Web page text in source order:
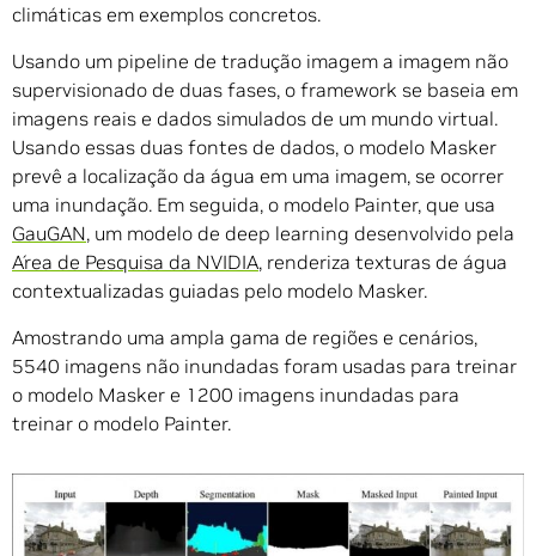
climáticas em exemplos concretos.
Usando um pipeline de tradução imagem a imagem não
supervisionado de duas fases, o framework se baseia em
imagens reais e dados simulados de um mundo virtual.
Usando essas duas fontes de dados, o modelo Masker
prevê a localização da água em uma imagem, se ocorrer
uma inundação. Em seguida, o modelo Painter, que usa
GauGAN, um modelo de deep learning desenvolvido pela
Área de Pesquisa da NVIDIA, renderiza texturas de água
contextualizadas guiadas pelo modelo Masker.
Amostrando uma ampla gama de regiões e cenários,
5540 imagens não inundadas foram usadas para treinar
o modelo Masker e 1200 imagens inundadas para
treinar o modelo Painter.